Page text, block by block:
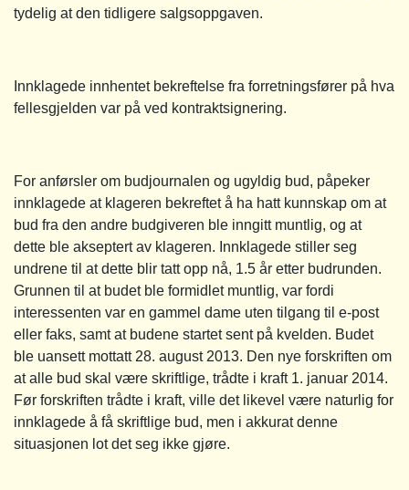
tydelig at den tidligere salgsoppgaven.
Innklagede innhentet bekreftelse fra forretningsfører på hva
fellesgjelden var på ved kontraktsignering.
For anførsler om budjournalen og ugyldig bud, påpeker
innklagede at klageren bekreftet å ha hatt kunnskap om at
bud fra den andre budgiveren ble inngitt muntlig, og at
dette ble akseptert av klageren. Innklagede stiller seg
undrene til at dette blir tatt opp nå, 1.5 år etter budrunden.
Grunnen til at budet ble formidlet muntlig, var fordi
interessenten var en gammel dame uten tilgang til e-post
eller faks, samt at budene startet sent på kvelden. Budet
ble uansett mottatt 28. august 2013. Den nye forskriften om
at alle bud skal være skriftlige, trådte i kraft 1. januar 2014.
Før forskriften trådte i kraft, ville det likevel være naturlig for
innklagede å få skriftlige bud, men i akkurat denne
situasjonen lot det seg ikke gjøre.